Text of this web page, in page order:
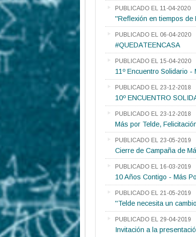
PUBLICADO EL 11-04-2020
"Reflexión en tiempos de
PUBLICADO EL 06-04-2020
#QUEDATEENCASA
PUBLICADO EL 15-04-2020
11º Encuentro Solidario -
PUBLICADO EL 23-12-2018
10º ENCUENTRO
PUBLICADO EL 23-12-2018
Más por Telde,
PUBLICADO EL 23-05-2019
Cierre de Campaña de
PUBLICADO EL 16-03-2019
10 Años Contigo - Más
PUBLICADO EL 21-05-2019
"Telde necesita un
PUBLICADO EL 29-04-2019
Invitación a la